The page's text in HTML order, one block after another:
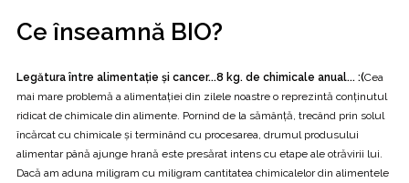
Ce înseamnă BIO?
Legătura între alimentaţie şi cancer...8 kg. de chimicale anual... :(Cea
mai mare problemă a alimentaţiei din zilele noastre o reprezintă conţinutul
ridicat de chimicale din alimente. Pornind de la sămânţă, trecând prin solul
încărcat cu chimicale şi terminând cu procesarea, drumul produsului
alimentar până ajunge hrană este presărat intens cu etape ale otrăvirii lui.
Dacă am aduna miligram cu miligram cantitatea chimicalelor din alimentele